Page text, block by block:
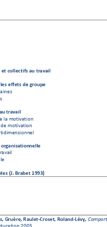
1$5"==/516B<$;4$12;.;6=
=/<$/BB/1<$ 3/$:2"4D/
$',%
%
12;.;6=
8)./0#./)$%
&'%8)./0#./)$
&/8'$,/)$$'"%
;16"00/==/
+#0#/"
"'
<$KLM$N2;O/1$>PPG?
S$*24@2/S$ ,;4=/1)C2"</1S$,"=;03) 8H.RS$Comport
)$%XYY:F